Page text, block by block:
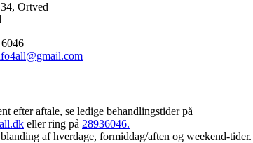
Ortved
efter aftale, se ledige behandlingstider på
eller ring på 28936046.
af hverdage, formiddag/aften og weekend-tider.